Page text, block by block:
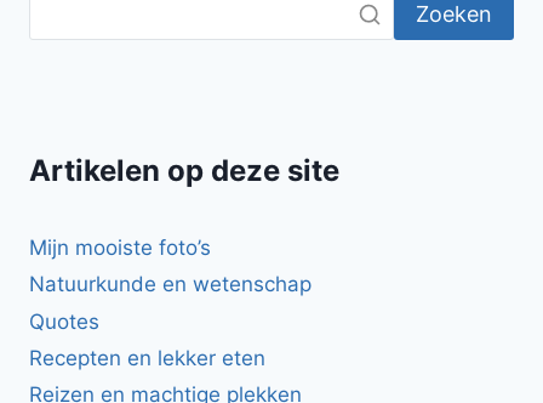
Zoeken
Artikelen op deze site
Mijn mooiste foto’s
Natuurkunde en wetenschap
Quotes
Recepten en lekker eten
Reizen en machtige plekken